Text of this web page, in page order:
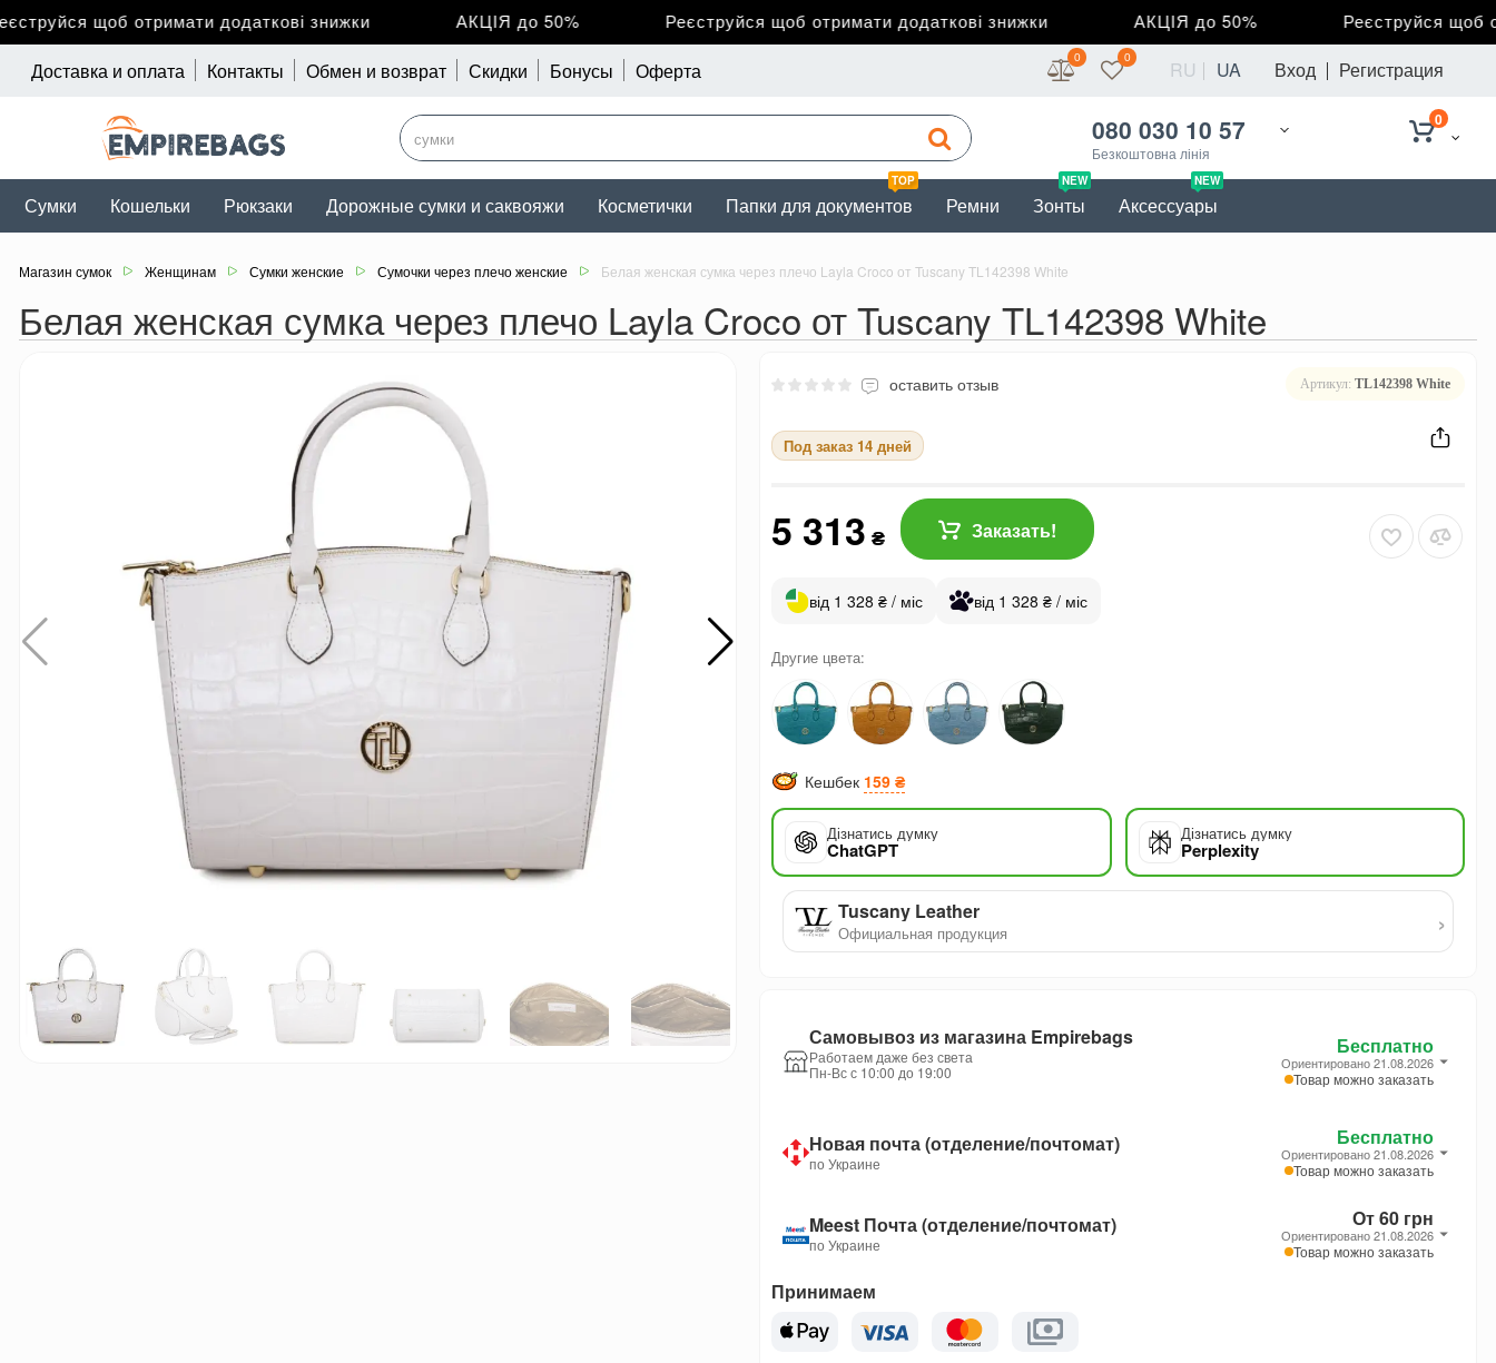
щоб отримати додаткові знижки АКЦІЯ до 50% Реєструйся щоб отримати додаткові знижки АКЦІЯ до 50% Реєструйся щоб
Доставка и оплата Контакты Обмен и возврат Скидки Бонусы Оферта Вход Регистрация
0 0 RU UA
080 030 10 57
Безкоштовна лінія
0
Сумки Кошельки Рюкзаки Дорожные сумки и саквояжи Косметички
TOP
Папки для документов Ремни
NEW
Зонты
NEW
Аксессуары
Магазин сумок Женщинам Сумки женские Сумочки через плечо женские Белая женская сумка через плечо Layla Croco от Tuscany TL142398 White
Белая женская сумка через плечо Layla Croco от Tuscany TL142398 White
оставить отзыв Артикул: TL142398 White
Под заказ 14 дней
5 313 ₴ Заказать!
від 1 328 ₴ / міс від 1 328 ₴ / міс
Другие цвета:
Кешбек 159 ₴
Дізнатись думку
ChatGPT
Дізнатись думку
Perplexity
Tuscany Leather
Официальная продукция ›
Самовывоз из магазина Empirebags
Работаем даже без света
Пн-Вс с 10:00 до 19:00
Бесплатно
Ориентировано 21.08.2026
Товар можно заказать
Новая почта (отделение/почтомат)
по Украине
Бесплатно
Ориентировано 21.08.2026
Товар можно заказать
Meest Почта (отделение/почтомат)
по Украине
От 60 грн
Ориентировано 21.08.2026
Товар можно заказать
Принимаем